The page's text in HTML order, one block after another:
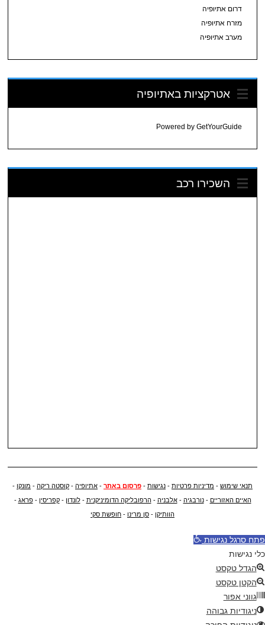
דרום אתיופיה
מזרח אתיופיה
מערב אתיופיה
אטרקציות באתיופיה
Powered by GetYourGuide
השכירו רכב
תנאי שימוש - מדיניות פרטיות - נגישות - פרסום באתר - אתיופיה - קוסטה ריקה - מונקו -
האיים האזוריים -נורבגיה -אלבניה -הרפובליקה הדומיניקנית -לונדון -קפריסין -פראג -
הוותיקן - סן מרינו - חופשת סקי
פתח סרגל נגישות
כלי נגישות
הגדל טקסט
הקטן טקסט
גווני אפור
ניגודיות גבוהה